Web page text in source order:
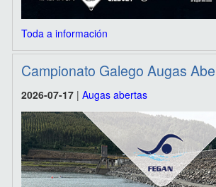
Toda a información
Campionato Galego Augas
2026-07-17 | Augas abertas